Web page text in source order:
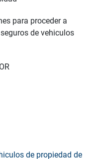
para proceder a
de vehiculos
de propiedad de